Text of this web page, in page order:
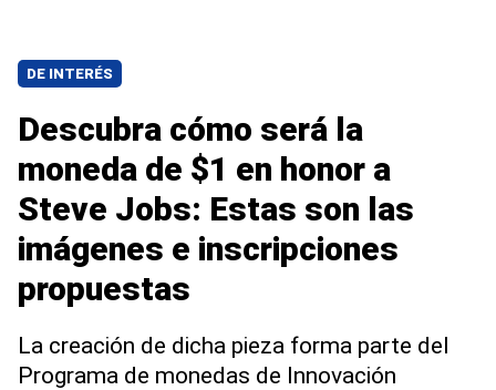
DE INTERÉS
Descubra cómo será la
moneda de $1 en honor a
Steve Jobs: Estas son las
imágenes e inscripciones
propuestas
La creación de dicha pieza forma parte del
Programa de monedas de Innovación